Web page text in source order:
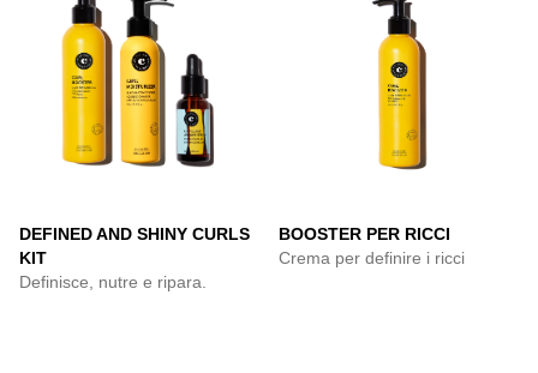
DEFINED AND SHINY CURLS
KIT
Definisce, nutre e ripara.
BOOSTER PER RICCI
Crema per definire i ricci